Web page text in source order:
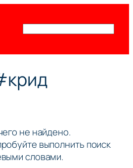
не найдено.
выполнить поиск
словами.